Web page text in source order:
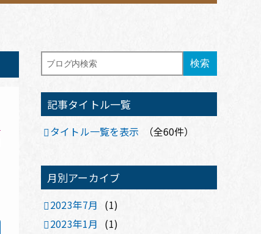
記事タイトル一覧
タイトル一覧を表示 （全60件）
月別アーカイブ
2023年7月 (1)
2023年1月 (1)